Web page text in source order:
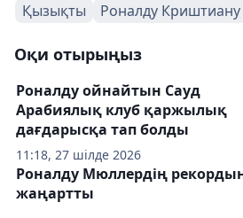
Қызықты Роналду Криштиану
Оқи отырыңыз
11:18, 27 шілде 2026
Роналду ойнайтын Сауд
Арабиялық клуб қаржылық
дағдарысқа тап болды
Роналду Мюллердің
жаңартты